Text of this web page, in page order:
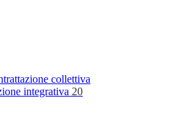
collettiva
integrativa 20